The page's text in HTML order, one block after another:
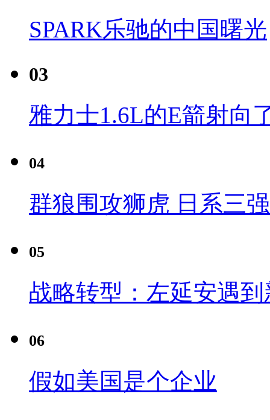
SPARK乐驰的中国曙光
03
雅力士1.6L的E箭射向
04
群狼围攻狮虎 日系三
05
战略转型：左延安遇
06
假如美国是个企业